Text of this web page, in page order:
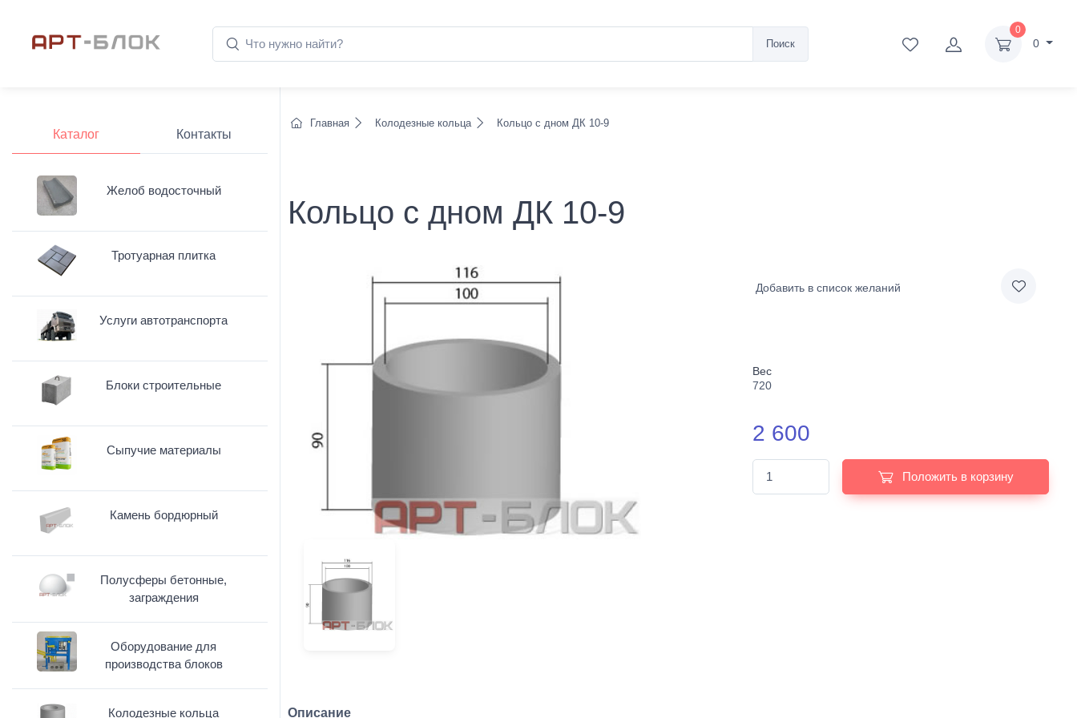
Поиск
0
0
Главная Колодезные кольца Кольцо с дном ДК 10-9
Кольцо с дном ДК 10-9
Добавить в список желаний
Вес
720
2 600
Положить в корзину
Описание
Каталог Контакты
Желоб водосточный
Тротуарная плитка
Услуги автотранспорта
Блоки строительные
Сыпучие материалы
Камень бордюрный
Полусферы бетонные,
заграждения
Оборудование для
производства блоков
Колодезные кольца